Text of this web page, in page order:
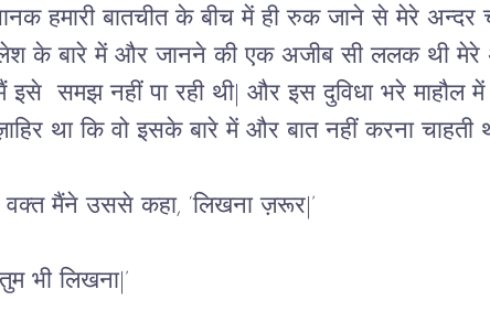
हमारी बातचीत के बीच में ही रुक जाने से मेरे अन्दर
के बारे में और जानने की एक अजीब सी ललक थी मेरे
इसे  समझ नहीं पा रही थी| और इस दुविधा भरे माहौल
था कि वो इसके बारे में और बात नहीं करना चाहती
मैंने उससे कहा, ‘लिखना ज़रूर|’
भी लिखना|’